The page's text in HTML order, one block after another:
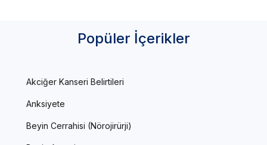
Popüler İçerikler
Akciğer Kanseri Belirtileri
Anksiyete
Beyin Cerrahisi (Nörojirürji)